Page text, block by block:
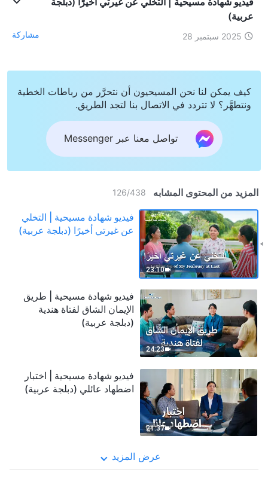
عربية)
2025 سبتمبر 28 مشاركة
كيف يمكن لنا نحن المسيحيون أن نتحرَّر من رباطات الخطية
ونتطهَّر؟ لا تتردد في الاتصال بنا لتجد الطريق.
تواصل معنا عبر Messenger
المزيد من المحتوى المشابه 126/438
23:10
فيديو شهادة مسيحية | التخلي
عن غيرتي أخيرًا (دبلجة عربية)
24:23
فيديو شهادة مسيحية | طريق
الإيمان الشاق لفتاة هندية
(دبلجة عربية)
21:37
فيديو شهادة مسيحية | اختبار
اضطهاد عائلي (دبلجة عربية)
عرض المزيد